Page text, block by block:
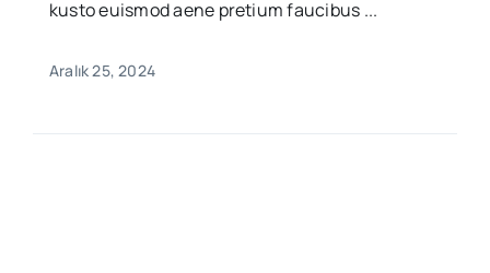
kusto euismod aene pretium faucibus ...
Aralık 25, 2024